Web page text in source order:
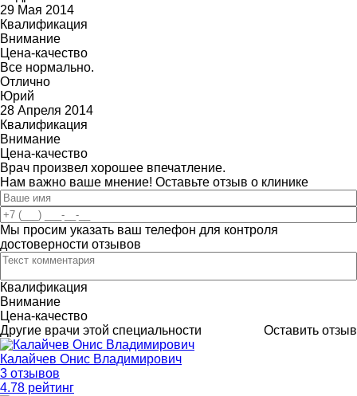
29 Мая 2014
Квалификация
Внимание
Цена-качество
Все нормально.
Отлично
Юрий
28 Апреля 2014
Квалификация
Внимание
Цена-качество
Врач произвел хорошее впечатление.
Нам важно ваше мнение! Оставьте отзыв о клинике
Мы просим указать ваш телефон для контроля
достоверности отзывов
Квалификация
Внимание
Цена-качество
Оставить отзыв
Другие врачи этой специальности
Калайчев Онис Владимирович
3 отзывов
4.78 рейтинг